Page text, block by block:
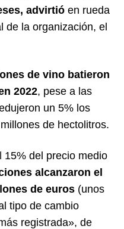
advirtió en rueda
de la organización, el
de vino batieron
2022, pese a las
un 5% los
de hectolitros.
15% del precio medio
alcanzaron el
de euros (unos
tipo de cambio
registrada», de